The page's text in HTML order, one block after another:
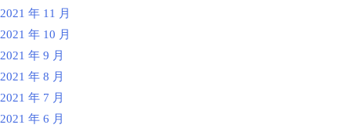
2021 年 11 月
2021 年 10 月
2021 年 9 月
2021 年 8 月
2021 年 7 月
2021 年 6 月